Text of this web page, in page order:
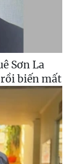
Sơn La
biến mất